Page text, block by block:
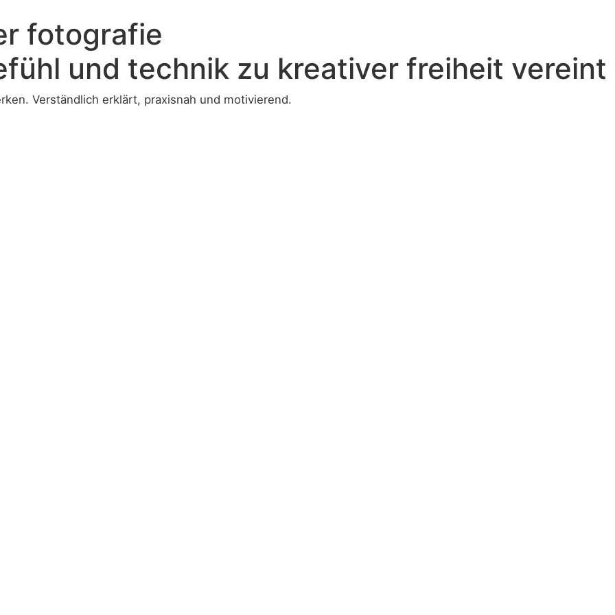
fotografie
und technik zu kreativer freiheit vereint
Verständlich erklärt, praxisnah und motivierend.